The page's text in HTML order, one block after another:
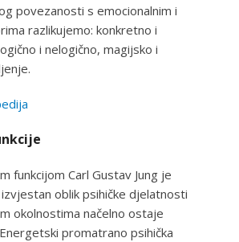
povezanosti s emocionalnim i
razlikujemo: konkretno i
i nelogično, magijsko i
funkcijom Carl Gustav Jung je
oblik psihičke djelatnosti
okolnostima načelno ostaje
promatrano psihička